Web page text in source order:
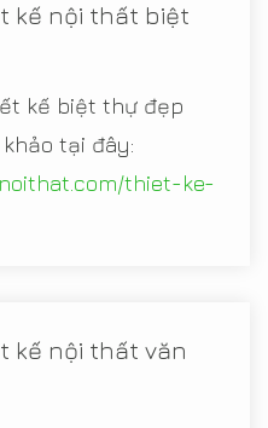
kế nội thất biệt
kế biệt thự đẹp
tại đây:
thiet-ke-
kế nội thất văn